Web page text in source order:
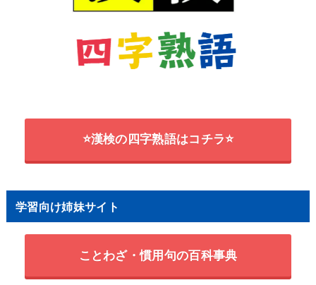
⭐漢検の四字熟語はコチラ⭐
学習向け姉妹サイト
ことわざ・慣用句の百科事典